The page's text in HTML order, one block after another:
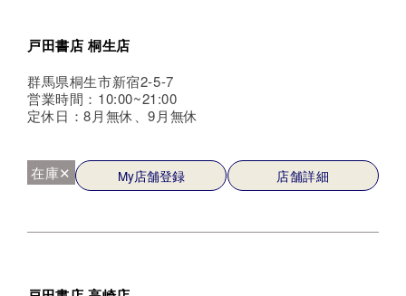
戸田書店 桐生店
群馬県桐生市新宿2-5-7
営業時間：10:00~21:00
定休日：8月無休、9月無休
在庫✕ My店舗登録 店舗詳細